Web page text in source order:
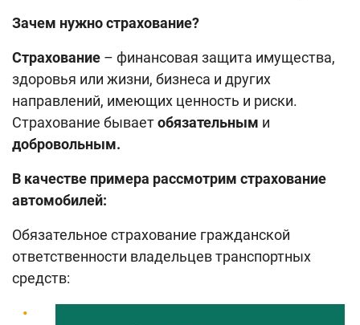
Карта сайта
Зачем нужно страхование?
Страхование – финансовая защита имущества,
здоровья или жизни, бизнеса и других
направлений, имеющих ценность и риски.
Страхование бываетобязательным и
добровольным.
В качестве примера рассмотрим страхование
автомобилей:
Обязательное страхование гражданской
ответственности владельцев транспортных
средств: